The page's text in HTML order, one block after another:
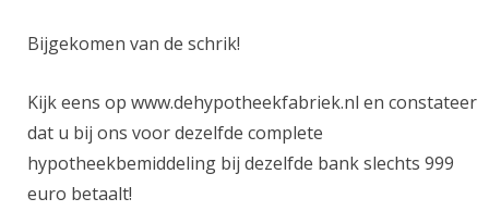
Bijgekomen van de schrik!
Kijk eens op www.dehypotheekfabriek.nl en constateer
dat u bij ons voor dezelfde complete
hypotheekbemiddeling bij dezelfde bank slechts 999
euro betaalt!